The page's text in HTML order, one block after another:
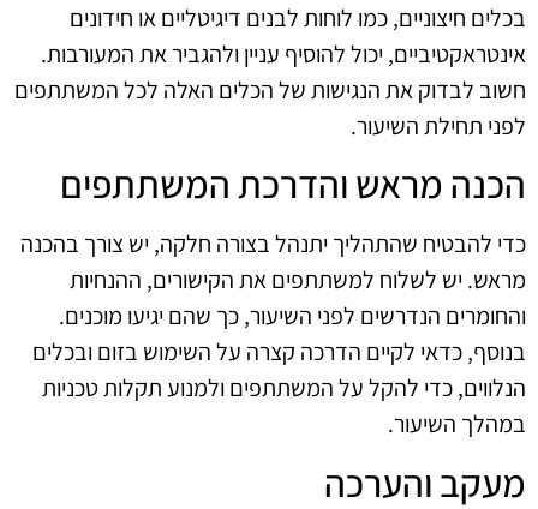
בכלים חיצוניים, כמו לוחות לבנים דיגיטליים או חידונים
אינטראקטיביים, יכול להוסיף עניין ולהגביר את המעורבות.
חשוב לבדוק את הנגישות של הכלים האלה לכל המשתתפים
לפני תחילת השיעור.
הכנה מראש והדרכת המשתתפים
כדי להבטיח שהתהליך יתנהל בצורה חלקה, יש צורך בהכנה
מראש. יש לשלוח למשתתפים את הקישורים, ההנחיות
והחומרים הנדרשים לפני השיעור, כך שהם יגיעו מוכנים.
בנוסף, כדאי לקיים הדרכה קצרה על השימוש בזום ובכלים
הנלווים, כדי להקל על המשתתפים ולמנוע תקלות טכניות
במהלך השיעור.
מעקב והערכה